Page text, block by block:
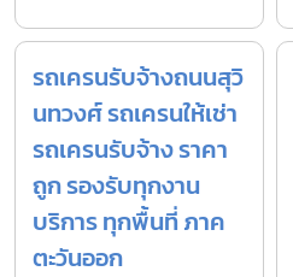
รถเครนรับจ้างถนนสุวิ
นทวงศ์ รถเครนให้เช่า
รถเครนรับจ้าง ราคา
ถูก รองรับทุกงาน
บริการ ทุกพื้นที่ ภาค
ตะวันออก